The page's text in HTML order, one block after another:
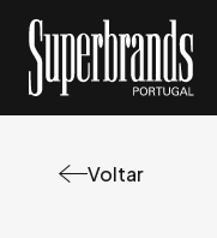
Voltar